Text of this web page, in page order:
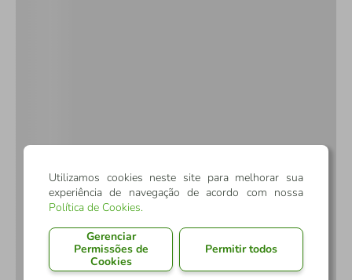
Utilizamos cookies neste site para melhorar sua
experiência de navegação de acordo com nossa
Política de Cookies.
Gerenciar
Permissões de
Cookies
Permitir todos